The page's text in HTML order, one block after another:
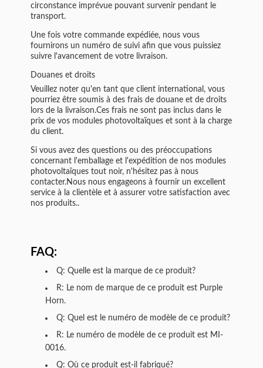
circonstance imprévue pouvant survenir pendant le
transport.
Une fois votre commande expédiée, nous vous
fournirons un numéro de suivi afin que vous puissiez
suivre l'avancement de votre livraison.
Douanes et droits
Veuillez noter qu'en tant que client international, vous
pourriez être soumis à des frais de douane et de droits
lors de la livraison.Ces frais ne sont pas inclus dans le
prix de vos modules photovoltaïques et sont à la charge
du client.
Si vous avez des questions ou des préoccupations
concernant l'emballage et l'expédition de nos modules
photovoltaïques tout noir, n'hésitez pas à nous
contacter.Nous nous engageons à fournir un excellent
service à la clientèle et à assurer votre satisfaction avec
nos produits..
FAQ:
Q: Quelle est la marque de ce produit?
R: Le nom de marque de ce produit est Purple
Horn.
Q: Quel est le numéro de modèle de ce produit?
R: Le numéro de modèle de ce produit est MI-
0016.
Q: Où ce produit est-il fabriqué?